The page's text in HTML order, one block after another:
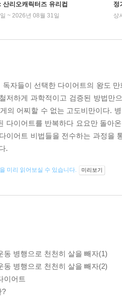
산리오캐릭터즈 유리컵
~ 2026년 08월 31일
정
상
독자들이 선택한 다이어트의 왕도
저하게 과학적이고 검증된 방법만
의 어찌할 수 없는 고도비만이다.
다이어트를 반복하다 요요만 돌아
이어트 비법들을 전수하는 과정을
.
미리 읽어보실 수 있습니다. 미리보기
동 병행으로 천천히 살을 빼자(1)
동 병행으로 천천히 살을 빼자(2)
이어트
?